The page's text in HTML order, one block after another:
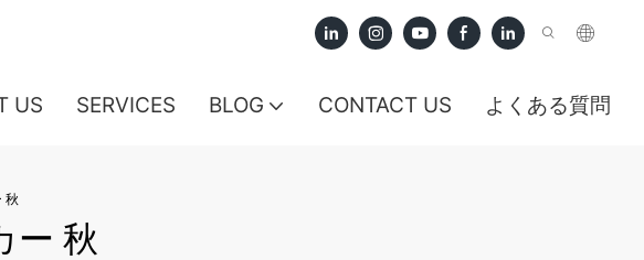
US SERVICES BLOG CONTACT US よくある質問
秋
ー 秋